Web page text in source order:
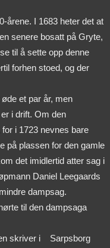
årene. I 1683 heter det at
senere bosatt på Gryte,
til å sette opp denne
forhen stoed, og der
et par år, men
i drift. Om den
i 1723 nevnes bare
på plassen for den gamle
det imidlertid atter sag i
Daniel Leegaards
dampsag.
til den dampsaga
skriver i
Sarpsborg